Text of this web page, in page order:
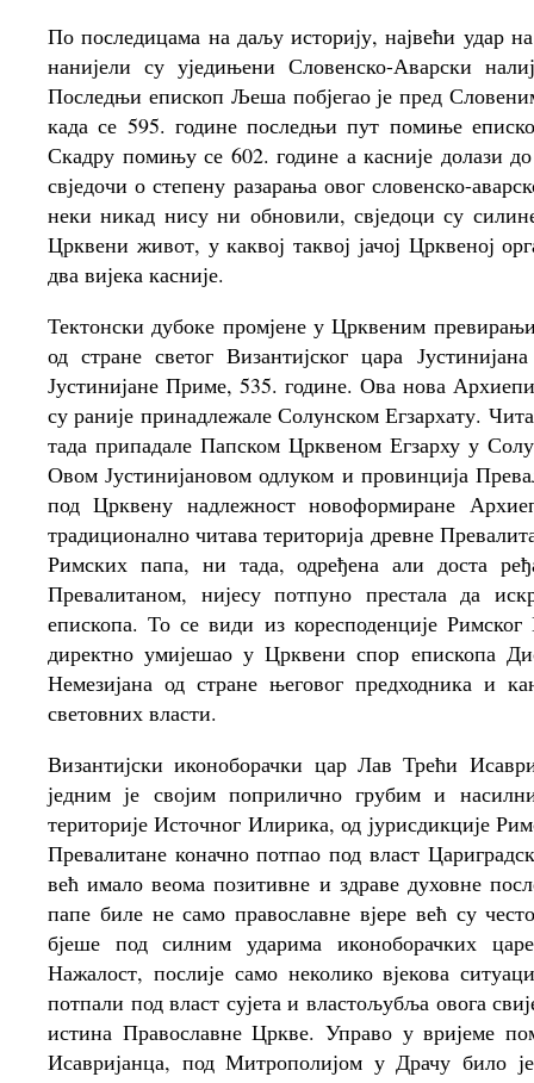
По последицама на даљу историју, највећи удар
нанијели су уједињени Словенско-Аварски
Последњи епископ Љеша побјегао је пред
када се 595. године последњи пут помиње
Скадру помињу се 602. године а касније долази
свједочи о степену разарања овог словенско-
неки никад нису ни обновили, свједоци су
Црквени живот, у каквој таквој јачој Црквеној
два вијека касније.
Тектонски дубоке промјене у Црквеним
од стране светог Византијског цара
Јустинијане Приме, 535. године. Ова нова
су раније принадлежале Солунском Егзархату.
тада припадале Папском Црквеном Егзарху у
Овом Јустинијановом одлуком и провинција
под Црквену надлежност новоформиране
традиционално читава територија древне
Римских папа, ни тада, одређена али доста
Превалитаном, нијесу потпуно престала да
епископа. То се види из коресподенције
директно умијешао у Црквени спор епископа
Немезијана од стране његовог предходника и
световних власти.
Византијски иконоборачки цар Лав Трећи
једним је својим поприлично грубим и
територије Источног Илирика, од јурисдикције
Превалитане коначно потпао под власт
већ имало веома позитивне и здраве духовне
папе биле не само православне вјере већ су
бјеше под силним ударима иконоборачких
Нажалост, послије само неколико вјекова
потпали под власт сујета и властољубља овога
истина Православне Цркве. Управо у вријеме
Исавријанца, под Митрополијом у Драчу било